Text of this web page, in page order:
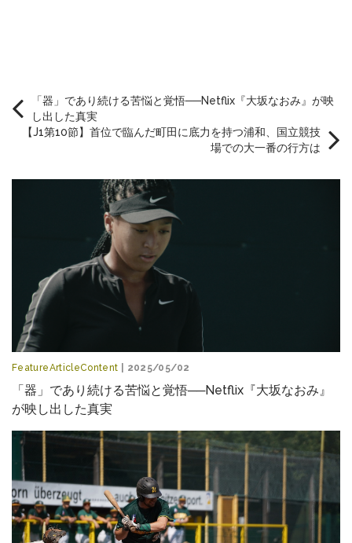
「器」であり続ける苦悩と覚悟──Netflix『大坂なおみ』が映
し出した真実
【J1第10節】首位で臨んだ町田に底力を持つ浦和、国立競技
場での大一番の行方は
FeatureArticleContent | 2025/05/02
「器」であり続ける苦悩と覚悟──Netflix『大坂なおみ』
が映し出した真実